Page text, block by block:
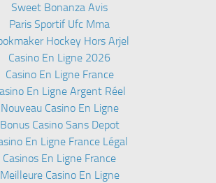
Sweet Bonanza Avis
Paris Sportif Ufc Mma
Hockey Hors Arjel
Casino En Ligne 2026
Casino En Ligne France
En Ligne Argent Réel
Nouveau Casino En Ligne
Bonus Casino Sans Depot
En Ligne France Légal
Casinos En Ligne France
Meilleure Casino En Ligne